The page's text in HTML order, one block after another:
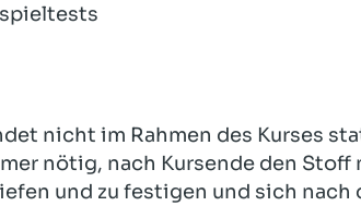
nicht im Rahmen des Kurses
nötig, nach Kursende den Stoff
und zu festigen und sich nach